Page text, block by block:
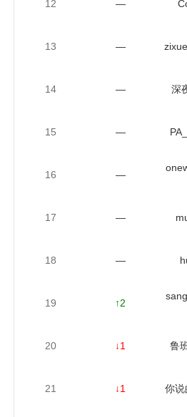
12 —
13 —
14 — 深
15 —
16 —
17 —
18 —
19 ↑2
20 ↓1 鲁
21 ↓1 你说